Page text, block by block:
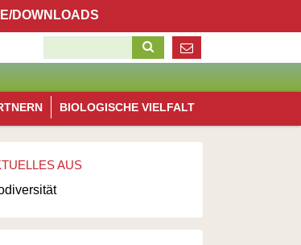
DOWNLOADS
BIOLOGISCHE VIELFALT
AUS